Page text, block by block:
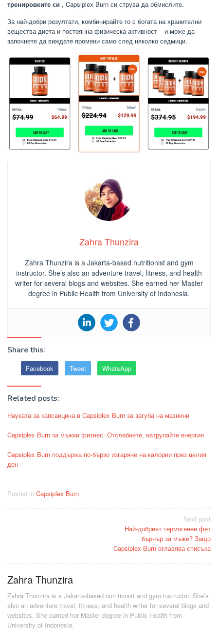
тренировките си , Capsiplex Burn си струва да обмислите.
За най-добри резултати, комбинирайте го с богата на хранителни
вещества диета и постоянна физическа активност – и може да
започнете да виждате промени само след няколко седмици.
Zahra Thunzira
Zahra Thunzira is a Jakarta-based nutritionist and gym
instructor. She’s also an adventure travel, fitness, and health
writer for several blogs and websites. She earned her Master
degree in Public Health from University of Indonesia.
Share this:
Facebook Tweet WhatsApp
Related posts:
Науката за капсаицина в Capsiplex Burn за загуба на мазнини
Capsiplex Burn за мъжки фитнес: Отслабнете, натрупайте енергия
Capsiplex Burn поддържа по-бързо изгаряне на калории през целия
ден
Posted in Capsiplex Burn
Next post
Най-добрият термогенен фет
бърнър за мъже? Защо
Capsiplex Burn оглавява списъка
Zahra Thunzira
Zahra Thunzira is a Jakarta-based nutritionist and gym instructor. She’s
also an adventure travel, fitness, and health writer for several blogs and
websites. She earned her Master degree in Public Health from
University of Indonesia.